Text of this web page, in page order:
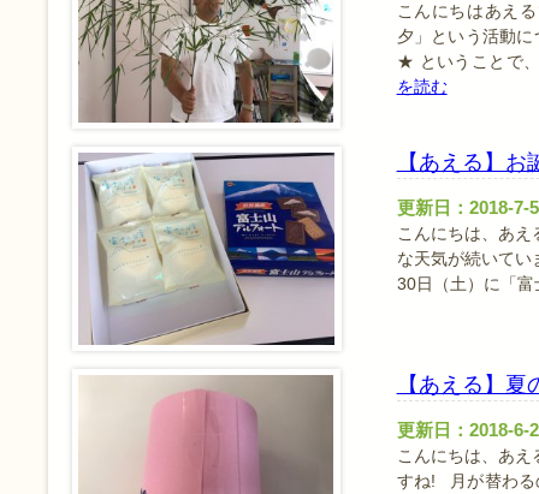
こんにちはあえ
夕」という活動
★ ということで
を読む
【あえる】
更新日：2018-7-5
こんにちは、あ
な天気が続いて
30日（土）に「
【あえる】
更新日：2018-6-
こんにちは、あ
すね! 月が替わる